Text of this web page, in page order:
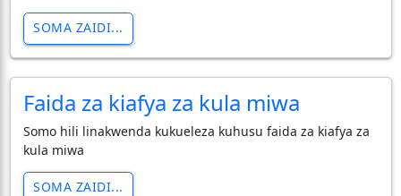
SOMA ZAIDI...
Faida za kiafya za kula miwa
Somo hili linakwenda kukueleza kuhusu faida za kiafya za
kula miwa
SOMA ZAIDI...